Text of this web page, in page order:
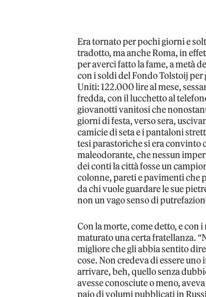
Era tornato per pochi giorni e
tradotto, ma anche Roma, in
per averci fatto la fame, a metà
con i soldi del Fondo Tolstoij
Uniti: 122.000 lire al mese,
fredda, con il lucchetto al
giovanotti vanitosi che
giorni di festa, verso sera,
camicie di seta e i pantaloni
tesi parastoriche si era convinto
maleodorante, che nessun
dei conti la città fosse un
colonne, pareti e pavimenti che
da chi vuole guardare le sue
non un vago senso di
Con la morte, come detto, e
maturato una certa fratellanza.
migliore che gli abbia sentito
cose. Non credeva di essere
arrivare, beh, quello senza
avesse conosciute o meno,
paio di volumi pubblicati in